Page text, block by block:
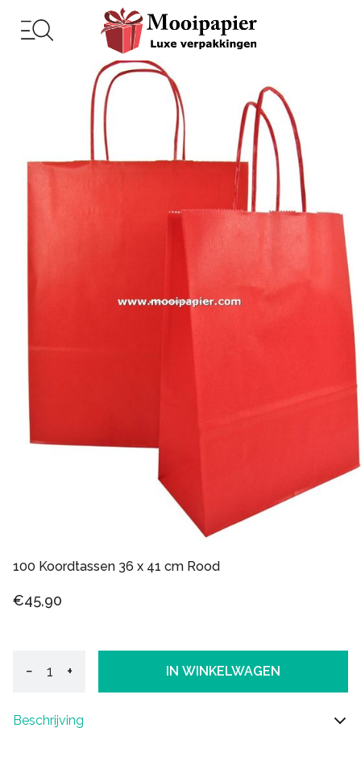
100 Koordtassen 36 x 41 cm Rood
€45,90
− + IN WINKELWAGEN
Beschrijving